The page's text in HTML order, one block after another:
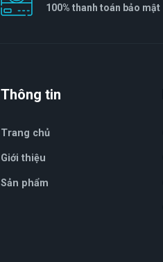
100% thanh toán bảo mật
Thông tin
Trang chủ
Giới thiệu
Sản phẩm